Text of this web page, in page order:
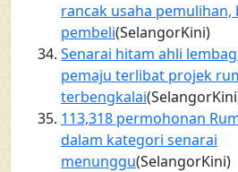
rancak usaha pemulihan,
pembeli(SelangorKini)
Senarai hitam ahli
pemaju terlibat projek
terbengkalai
113,318 permohonan
dalam kategori senarai
menunggu(SelangorKini)